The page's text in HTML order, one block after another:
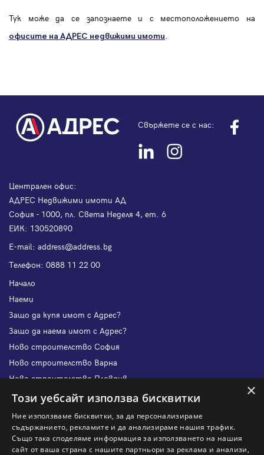
Тук може да се запознаете и с местоположението на
офисите на АДРЕС недвижими имоти.
Свържете се с нас:
Централен офис:
АДРЕС Недвижими имоти АД
София - 1000, пл. Света Неделя 4, ет. 6
ЕИК: 130520890
Е-mail: address@address.bg
Телефон: 0888 11 22 00
Начало
Наеми
Защо да купя имот с Адрес?
Защо да наема имот с Адрес?
Ново строителство София
Ново строителство Варна
Ново строителство Пловдив
Ново строителство Бургас
Защо да отдам имот с Адрес?
Наши офиси
×
Този уебсайт използва бисквитки
Ние използваме бисквитки, за да персонализираме
съдържанието, рекламите и да анализираме нашия трафик.
Също така споделяме информация за използването на нашия
сайт от ваша страна с нашите партньори за реклама и анализи,